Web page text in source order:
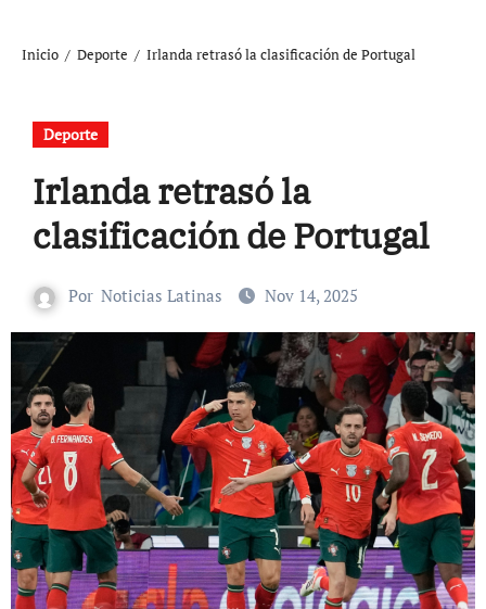
Inicio Deporte Irlanda retrasó la clasificación de Portugal
Deporte
Irlanda retrasó la
clasificación de Portugal
Por Noticias Latinas Nov 14, 2025